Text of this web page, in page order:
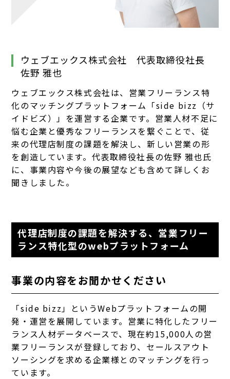
ウェブエックス株式会社 代表取締役社長
佐野 雅也
ウェブエックス株式会社は、営業フリーランス特
化のマッチングプラットフォーム「side bizz（サ
イドビズ）」を運営する企業です。営業人材不足に
悩む企業と優秀なフリーランスを繋ぐことで、従
来の代理店制度の課題を解決し、新しい営業の形
を創造しています。代表取締役社長の佐野 雅也氏
に、事業内容や今後の展望なども含めて詳しくお
聞きしました。
代理店制度の課題を解決する、営業フリー
ランス特化型のwebプラットフォーム
事業の内容をお聞かせください
「side bizz」というWebプラットフォームの開
発・運営を展開しています。営業に特化したフリー
ランス人材データベースで、現在約15,000人の営
業フリーランスが登録しており、セールスアウト
ソーシングを求める企業様とのマッチングを行っ
ています。